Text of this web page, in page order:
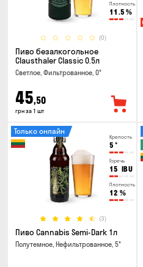
Плотность
11.5 %
(0)
Пиво безалкогольное
Clausthaler Classic 0.5л
Светлое, Фильтрованное, 0°
45,50
грн за 1 шт
Крепость
5 °
Горечь
15 IBU
Плотность
12 %
(3)
Только онлайн
Пиво Cannabis Semi-Dark 1л
Полутемное, Нефильтрованное, 5°